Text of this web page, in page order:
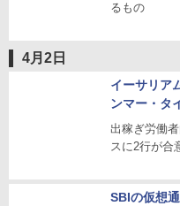
るもの
4月2日
イーサリア
ンマー・タ
出稼ぎ労働
スに2行が合
SBIの仮想